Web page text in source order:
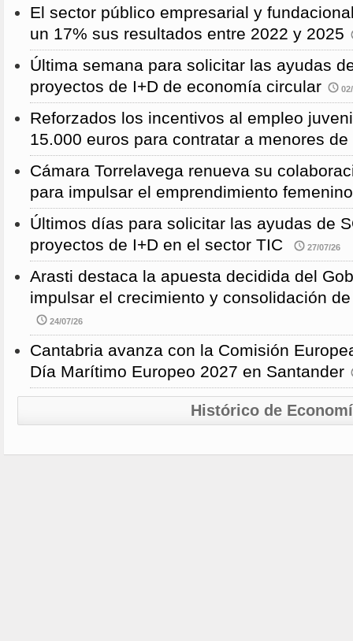
El sector público empresarial y
un 17% sus resultados entre 2022 y 2025
Última semana para solicitar las ayudas
proyectos de I+D de economía circular
Reforzados los incentivos al empleo
15.000 euros para contratar a menores
Cámara Torrelavega renueva su
para impulsar el emprendimiento femenino
Últimos días para solicitar las ayudas de
proyectos de I+D en el sector TIC
27/07/26
Arasti destaca la apuesta decidida del
impulsar el crecimiento y consolidación
24/07/26
Cantabria avanza con la Comisión
Día Marítimo Europeo 2027 en Santander
Histórico de